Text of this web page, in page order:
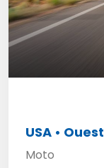
USA • Ouest
Moto